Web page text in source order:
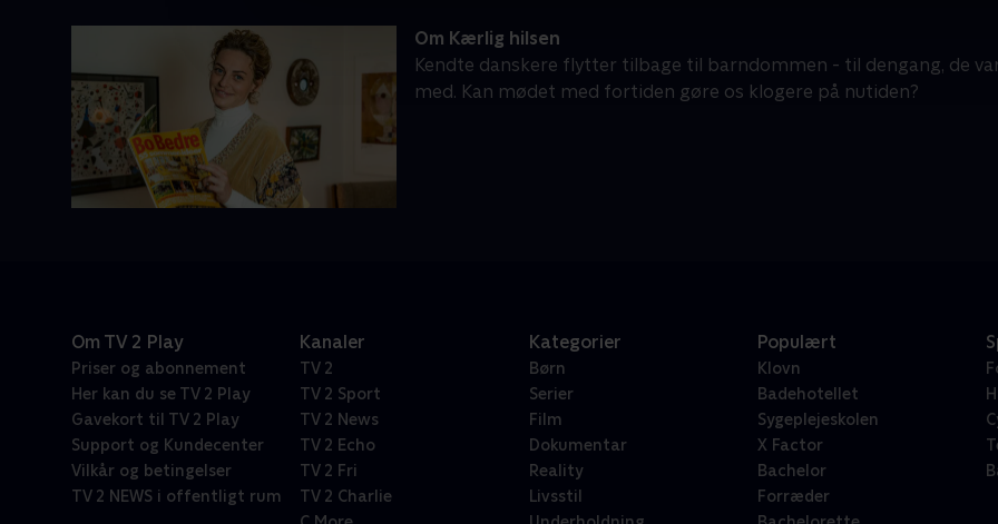
Om Kærlig hilsen
Kendte danskere flytter tilbage til barndommen - til dengang, de
med. Kan mødet med fortiden gøre os klogere på nutiden?
Om TV 2 Play
Priser og abonnement
Her kan du se TV 2 Play
Gavekort til TV 2 Play
Support og Kundecenter
Vilkår og betingelser
TV 2 NEWS i offentligt rum
Kanaler
TV 2
TV 2 Sport
TV 2 News
TV 2 Echo
TV 2 Fri
TV 2 Charlie
Kategorier
Børn
Serier
Film
Dokumentar
Reality
Livsstil
Populært
Klovn
Badehotellet
Sygeplejeskolen
X Factor
Bachelor
Forræder